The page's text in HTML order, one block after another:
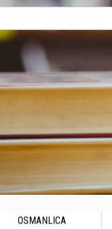
OSMANLICA